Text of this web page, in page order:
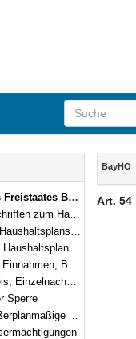
1971 (BayRS IV S. 664) BayRS 630-1-F (Art. 1–117)
(Art. 1–10)
Finanzplans (Art. 11–33)
(Art. 34–69)
der Ausgaben
Sperre
Ausgaben
Inhalt
BayHO
Art. 54